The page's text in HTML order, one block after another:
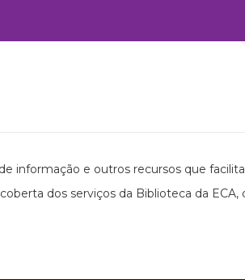
informação e outros recursos que
dos serviços da Biblioteca da